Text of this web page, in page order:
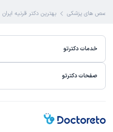
تخصص های پزشکی بهترین دکتر قرنیه ایران
خدمات دکترتو
صفحات دکترتو